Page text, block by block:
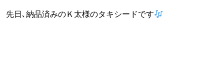
先日､納品済みのＫ太様のタキシードです